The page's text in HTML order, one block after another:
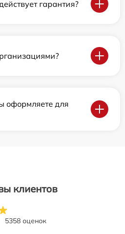
гарантия?
оформляете для
клиентов
5358 оценок